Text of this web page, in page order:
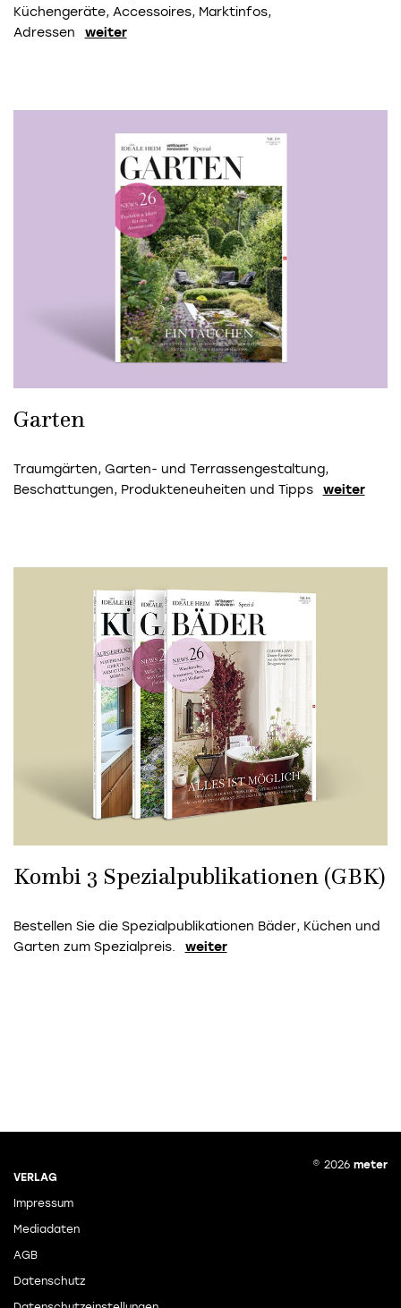
Küchengeräte, Accessoires, Marktinfos,
Adressen
weiter
Garten
Traumgärten, Garten- und Terrassengestaltung,
Beschattungen, Produkteneuheiten und Tipps
weiter
Kombi 3 Spezialpublikationen (GBK)
Bestellen Sie die Spezialpublikationen Bäder, Küchen und
Garten zum Spezialpreis.
weiter
VERLAG
Impressum
Mediadaten
AGB
Datenschutz
© 2026 meter